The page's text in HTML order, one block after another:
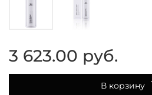
3 623.00 руб.
В корзину